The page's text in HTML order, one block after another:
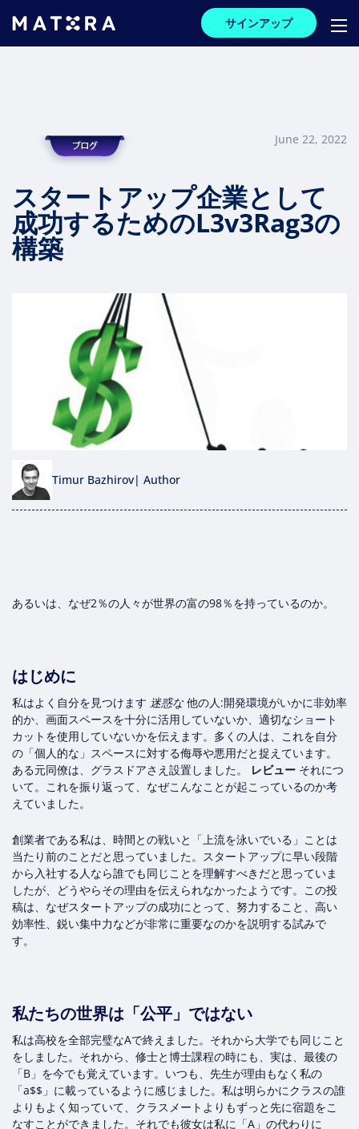
サインアップ
June 22, 2022
スタートアップ企業として
成功するためのL3v3Rag3の
構築
Timur Bazhirov| Author
あるいは、なぜ2％の人々が世界の富の98％を持っているのか。
はじめに
私はよく自分を見つけます 迷惑な他の人:開発環境がいかに非効率
的か、画面スペースを十分に活用していないか、適切なショート
カットを使用していないかを伝えます。多くの人は、これを自分
の「個人的な」スペースに対する侮辱や悪用だと捉えています。
ある元同僚は、グラスドアさえ設置しました。
レビュー それにつ
いて。これを振り返って、なぜこんなことが起こっているのか考
えていました。
創業者である私は、時間との戦いと「上流を泳いでいる」ことは
当たり前のことだと思っていました。スタートアップに早い段階
から入社する人なら誰でも同じことを理解すべきだと思っていま
したが、どうやらその理由を伝えられなかったようです。この投
稿は、なぜスタートアップの成功にとって、努力すること、高い
効率性、鋭い集中力などが非常に重要なのかを説明する試みで
す。
私たちの世界は「公平」ではない
私は高校を全部完璧なAで終えました。それから大学でも同じこと
をしました。それから、修士と博士課程の時にも、実は、最後の
「B」を今でも覚えています。いつも、先生が理由もなく私の
「a$$」に載っているように感じました。私は明らかにクラスの誰
よりもよく知っていて、クラスメートよりもずっと先に宿題をこ
なすことができました。それでも彼女は私に「A」の代わりに